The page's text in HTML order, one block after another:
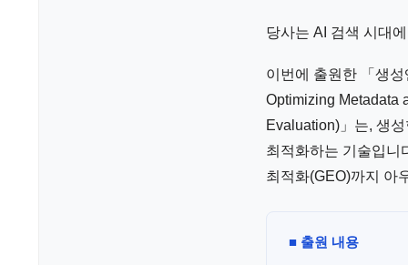
당사는 AI 검색 시대
이번에 출원한 「생
Optimizing Metadata
Evaluation)」는, 생
최적화하는 기술입니
최적화(GEO)까지 아
■ 출원 내용